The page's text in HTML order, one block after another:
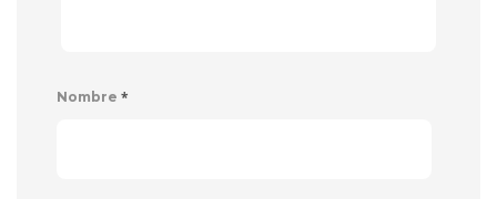
Nombre *